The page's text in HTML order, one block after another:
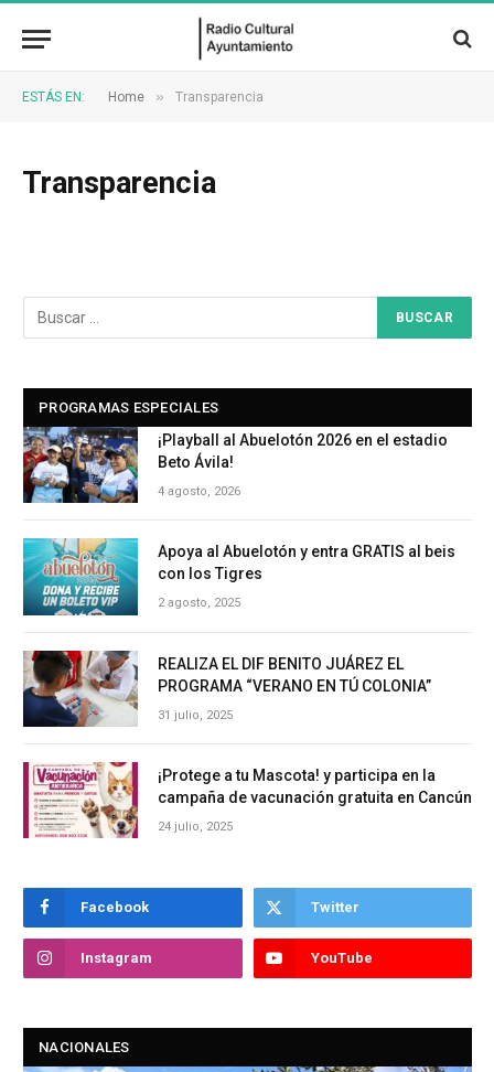
ESTÁS EN: Home » Transparencia
Transparencia
PROGRAMAS ESPECIALES
¡Playball al Abuelotón 2026 en el estadio
Beto Ávila!
4 agosto, 2026
Apoya al Abuelotón y entra GRATIS al beis
con los Tigres
2 agosto, 2025
REALIZA EL DIF BENITO JUÁREZ EL
PROGRAMA “VERANO EN TÚ COLONIA”
31 julio, 2025
¡Protege a tu Mascota! y participa en la
campaña de vacunación gratuita en Cancún
24 julio, 2025
Facebook Twitter
Instagram YouTube
NACIONALES